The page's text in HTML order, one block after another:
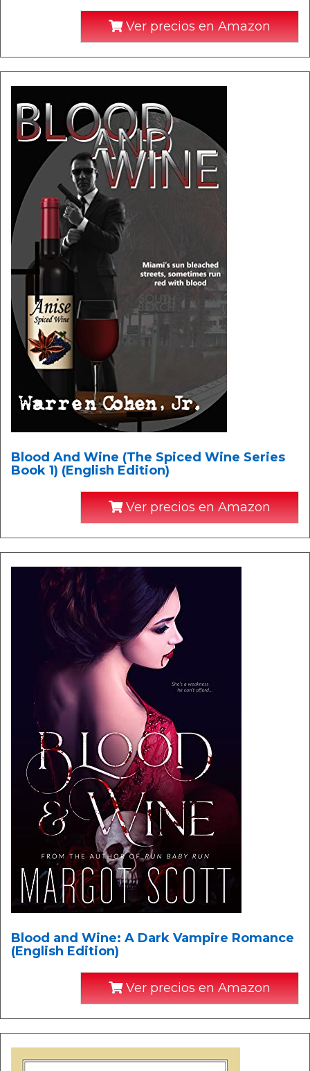
Ver precios en Amazon
Blood And Wine (The Spiced Wine Series
Book 1) (English Edition)
Ver precios en Amazon
Blood and Wine: A Dark Vampire Romance
(English Edition)
Ver precios en Amazon